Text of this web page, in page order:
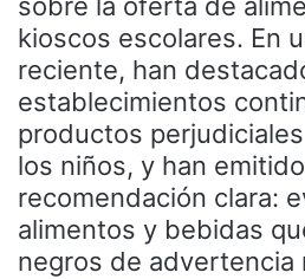
sobre la oferta de
kioscos escolares. En
reciente, han
establecimientos
productos
los niños, y han
recomendación clara:
alimentos y bebidas
negros de advertencia